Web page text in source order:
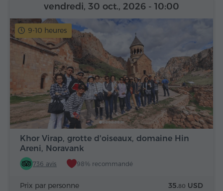
9-10 heures
Khor Virap, grotte d'oiseaux, domaine Hin
Areni, Noravank
736 avis 98% recommandé
vendredi, 30 oct., 2026 - 10:00
Prix par personne 35.80 USD